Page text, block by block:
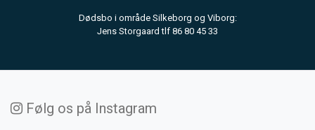
Dødsbo i område Silkeborg og Viborg:
Jens Storgaard tlf 86 80 45 33
Følg os på Instagram